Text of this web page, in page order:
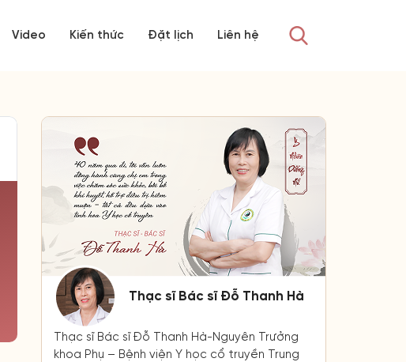
Video Kiến thức Đặt lịch Liên hệ
Thạc sĩ Bác sĩ Đỗ Thanh Hà
Thạc sĩ Bác sĩ Đỗ Thanh Hà-Nguyên Trưởng
khoa Phụ – Bệnh viện Y học cổ truyền Trung